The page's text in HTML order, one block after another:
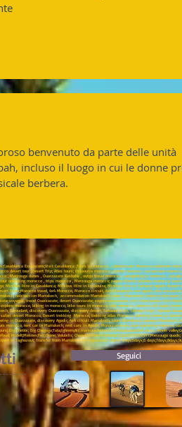
benvenuto da parte delle unità
incluso il luogo in cui le donne
berbera.
Excursions;Visit Casablanca ;Tours in morocco , cultural tours Morocco; adventure
desert tour ,Desert Trip; Atlas tours; Essaouira morocco , events morocco , excursions
dunes , Ouarzazate Kasbahs , outgo travel morocco , paragliding in morocco ,
operating morocco , trips morocco , Merzouga morocco; zagora Morocco;Sahara morocco;
Minibus Hire in Casablanca; Minibus Hire in Essaouira; Minibus Hire in Tafraout; Agadir Airport
Tours;Morocco travel, 4x4 Morocco, Morocco circuit, 4x4 Marrakech, 4x4 agadir, 4x4 excursion
habitaccion Marrakech, accommodation Marrakech, stays Marrakech, morocco
voyages, travel Ouarzazate, desert Ouarzazate, zagora excursions, visit Ouarzazate, visit
morocco, biking in morocco, bike tours in morocco, mtb morocco, morocco off roads,
Taroudant, discovery Ouarzazate, discovery desert, Tafraout visit, Tafraout trips, Tafraout
desert Morocco, Desert trekking Morocco, trekking atlas Morocco, trekking morocco,
in Ouarzazate, discovery Agadir, 4x4 circuit Marrakech, tours Marrakech, journey Marrakech,
rent car in Marrakech, rent cars in Agadir, Moroccan tours, tour operating morocco,
Chebbi; Erg Chegaga;Tata;Ighrem;Ait mansour;Amtoudi;Tafraoute;painted rocks; Ameln
Volubilis; Chaouen;alhociem;Nador;Oujda;ATV;SSV;VTT;Merzouga quads;
to Taghazout; Transfer from Marrakech to Taghazout;3 days;4 Days:5days;6
Seguici